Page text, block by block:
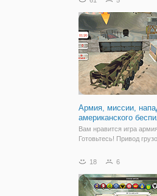
бесплатный флеш,
по мотивам и в стиле
фантастической
Армия, миссии,
американского
Вам нравится игра
Готовьтесь! Привод
вражеской базе! Армия,
беспилотника имеет
задачи, которые
18 6